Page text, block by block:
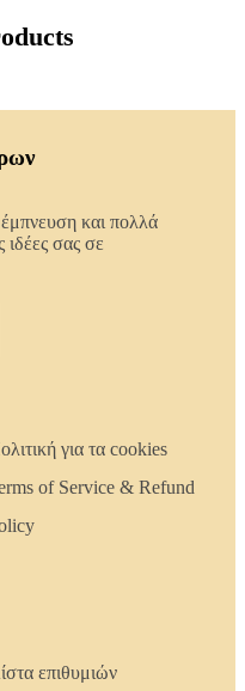
και πολλά
ιδέες σας σε
για τα cookies
of Service & Refund
επιθυμιών